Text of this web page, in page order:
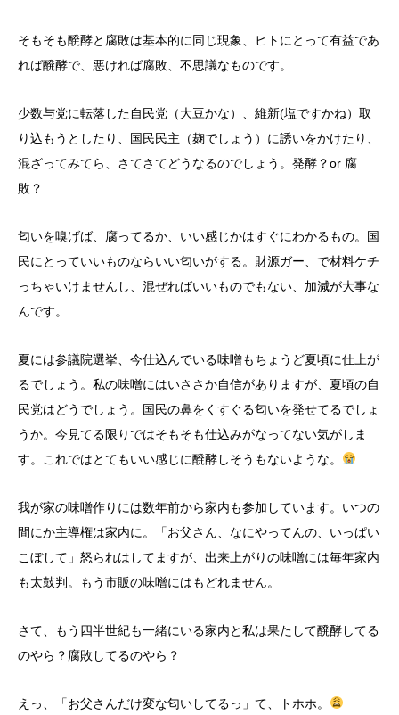
そもそも醗酵と腐敗は基本的に同じ現象、ヒトにとって有益であ
れば醗酵で、悪ければ腐敗、不思議なものです。
少数与党に転落した自民党（大豆かな）、維新(塩ですかね）取
り込もうとしたり、国民民主（麹でしょう）に誘いをかけたり、
混ざってみてら、さてさてどうなるのでしょう。発酵？or 腐
敗？
匂いを嗅げば、腐ってるか、いい感じかはすぐにわかるもの。国
民にとっていいものならいい匂いがする。財源ガー、で材料ケチ
っちゃいけませんし、混ぜればいいものでもない、加減が大事な
んです。
夏には参議院選挙、今仕込んでいる味噌もちょうど夏頃に仕上が
るでしょう。私の味噌にはいささか自信がありますが、夏頃の自
民党はどうでしょう。国民の鼻をくすぐる匂いを発せてるでしょ
うか。今見てる限りではそもそも仕込みがなってない気がしま
す。これではとてもいい感じに醗酵しそうもないような。
我が家の味噌作りには数年前から家内も参加しています。いつの
間にか主導権は家内に。「お父さん、なにやってんの、いっぱい
こぼして」怒られはしてますが、出来上がりの味噌には毎年家内
も太鼓判。もう市販の味噌にはもどれません。
さて、もう四半世紀も一緒にいる家内と私は果たして醗酵してる
のやら？腐敗してるのやら？
えっ、「お父さんだけ変な匂いしてるっ」て、トホホ。